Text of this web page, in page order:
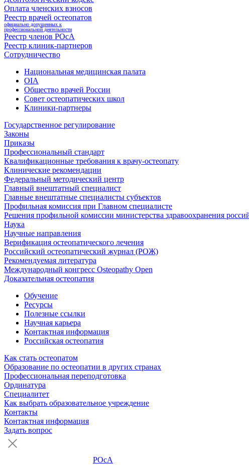
Оплата членских взносов
Реестр врачей остеопатов
официально допущенных к
профессиональной деятельности
Реестр членов РОсА
Реестр клиник-партнеров
Сотрудничество
Национальная медицинская палата
OIA
Общество врачей России
Совет остеопатических школ
Клиники-партнеры
Государственное регулирование
Законы
Приказы
Профессиональный стандарт
Квалификационные требования к врачу-остеопату
Клинические рекомендации
Федеральный методический центр
Главный внештатный специалист
Главные внештатные специалисты субъектов
Профильная комиссия при Главном специалисте
Решения профильной комиссии министерства здравоохранения
Наука
Научные направления
Верификация остеопатического лечения
Российский остеопатический журнал (РОЖ)
Рекомендуемая литература
Международный конгресс Osteopathy Open
Доказательная остеопатия
Обучение
Ресурсы
Полезные ссылки
Научная карьера
Контактная информация
Российская остеопатия
Как стать остеопатом
Образование по остеопатии в других странах
Профессиональная переподготовка
Ординатура
Специалитет
Как выбрать образовательное учреждение
Контакты
Контактная информация
Задать вопрос
РОсА